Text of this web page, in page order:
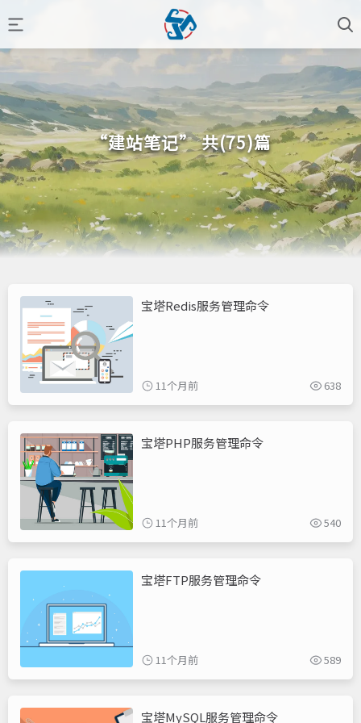
“建站笔记” 共(75)篇
宝塔Redis服务管理命令
11个月前 638
宝塔PHP服务管理命令
11个月前 540
宝塔FTP服务管理命令
11个月前 589
宝塔MySQL服务管理命令